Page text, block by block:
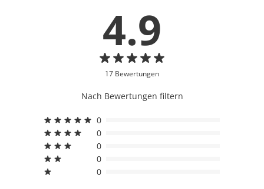
4.9
17 Bewertungen
Nach Bewertungen filtern
0
0
0
0
0